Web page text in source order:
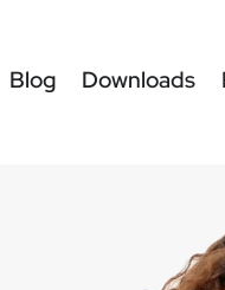
Blog Downloads